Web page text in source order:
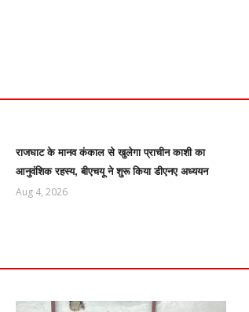
राजघाट के मानव कंकाल से खुलेगा प्राचीन काशी का
आनुवंशिक रहस्य, बीएचयू ने शुरू किया डीएनए अध्ययन
Aug 4, 2026